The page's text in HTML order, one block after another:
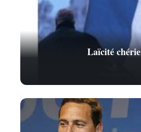
Laïcité chérie